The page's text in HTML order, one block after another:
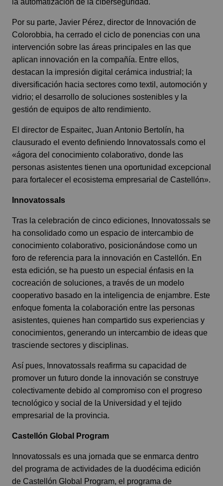
Por su parte, Javier Pérez, director de Innovación de
Colorobbia, ha cerrado el ciclo de ponencias con una
intervención sobre las áreas principales en las que
aplican innovación en la compañía. Entre ellos,
destacan la impresión digital cerámica industrial; la
diversificación hacia sectores como textil, automoción y
vidrio; el desarrollo de soluciones sostenibles y la
gestión de equipos de alto rendimiento.
El director de Espaitec, Juan Antonio Bertolín, ha
clausurado el evento definiendo Innovatossals como el
«ágora del conocimiento colaborativo, donde las
personas asistentes tienen una oportunidad excepcional
para fortalecer el ecosistema empresarial de Castellón».
Innovatossals
Tras la celebración de cinco ediciones, Innovatossals se
ha consolidado como un espacio de intercambio de
conocimiento colaborativo, posicionándose como un
foro de referencia para la innovación en Castellón. En
esta edición, se ha puesto un especial énfasis en la
cocreación de soluciones, a través de un modelo
cooperativo basado en la inteligencia de enjambre. Este
enfoque fomenta la colaboración entre las personas
asistentes, quienes han compartido sus experiencias y
conocimientos, generando un intercambio de ideas que
trasciende sectores y disciplinas.
Así pues, Innovatossals reafirma su capacidad de
promover un futuro donde la innovación se construye
colectivamente debido al compromiso con el progreso
tecnológico y social de la Universidad y el tejido
empresarial de la provincia.
Castellón Global Program
Innovatossals es una jornada que se enmarca dentro
del programa de actividades de la duodécima edición
de Castellón Global Program, el programa de